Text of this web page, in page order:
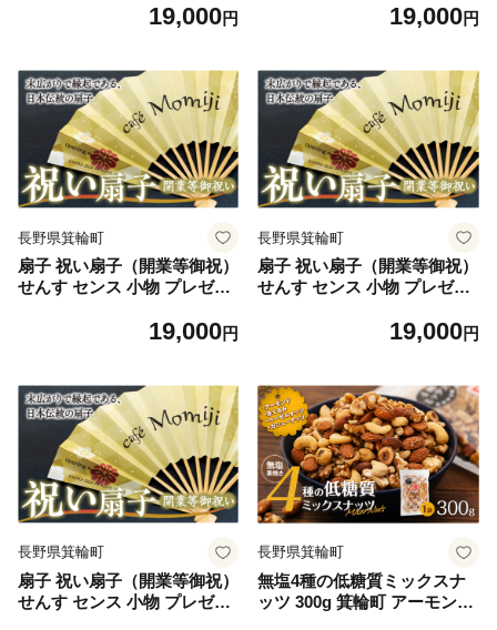
19,000円 19,000円
長野県箕輪町
扇子 祝い扇子（開業等御祝）
せんす センス 小物 プレゼン
19,000円
長野県箕輪町
扇子 祝い扇子（開業等御祝）
せんす センス 小物 プレゼン
19,000円
長野県箕輪町
扇子 祝い扇子（開業等御祝）
せんす センス 小物 プレゼン
長野県箕輪町
無塩4種の低糖質ミックスナ
ッツ 300g 箕輪町 アーモンド